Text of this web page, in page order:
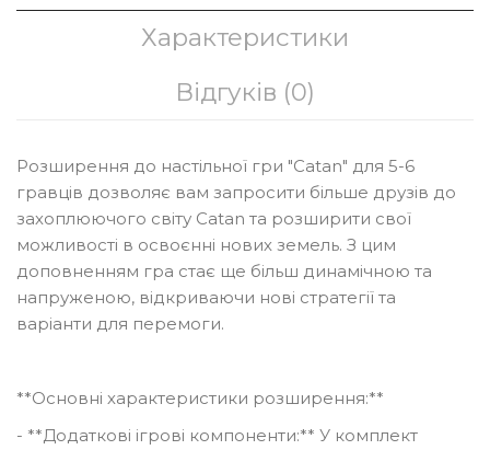
Характеристики
Відгуків (0)
Розширення до настільної гри "Catan" для 5-6
гравців дозволяє вам запросити більше друзів до
захоплюючого світу Catan та розширити свої
можливості в освоєнні нових земель. З цим
доповненням гра стає ще більш динамічною та
напруженою, відкриваючи нові стратегії та
варіанти для перемоги.
**Основні характеристики розширення:**
- **Додаткові ігрові компоненти:** У комплект